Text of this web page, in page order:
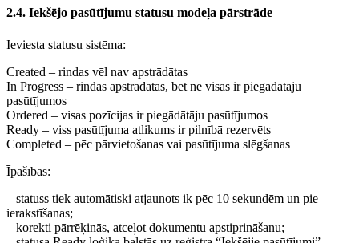
2.4. Iekšējo pasūtījumu statusu modeļa pārstrāde
Ieviesta statusu sistēma:
Created – rindas vēl nav apstrādātas
In Progress – rindas apstrādātas, bet ne visas ir piegādātāju
pasūtījumos
Ordered – visas pozīcijas ir piegādātāju pasūtījumos
Ready – viss pasūtījuma atlikums ir pilnībā rezervēts
Completed – pēc pārvietošanas vai pasūtījuma slēgšanas
Īpašības:
– statuss tiek automātiski atjaunots ik pēc 10 sekundēm un pie
ierakstīšanas;
– korekti pārrēķinās, atceļot dokumentu apstiprināšanu;